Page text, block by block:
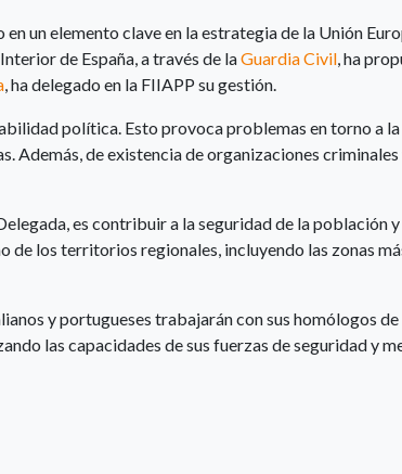
un elemento clave en la estrategia de la Unión
de España, a través de laGuardia Civil, ha
, ha delegado en la FIIAPP su gestión.
política. Esto provoca problemas en torno a
Además, de existencia de organizaciones
es contribuir a la seguridad de la población y
los territorios regionales, incluyendo las zonas
y portugueses trabajarán con sus homólogos
las capacidades de sus fuerzas de seguridad y